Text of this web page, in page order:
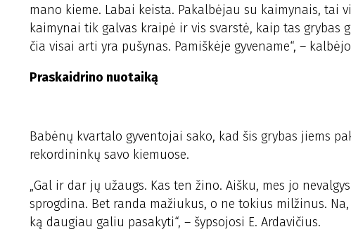
mano kieme. Labai keista. Pakalbėjau su kaimynais,
kaimynai tik galvas kraipė ir vis svarstė, kaip tas
čia visai arti yra pušynas. Pamiškėje gyvename“, –
Praskaidrino nuotaiką
Babėnų kvartalo gyventojai sako, kad šis grybas jiems
rekordininkų savo kiemuose.
„Gal ir dar jų užaugs. Kas ten žino. Aišku, mes jo
sprogdina. Bet randa mažiukus, o ne tokius milžinus.
ką daugiau galiu pasakyti“, – šypsojosi E. Ardavičius.